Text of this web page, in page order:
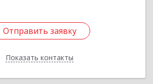
Отправить заявку
Показать контакты
Отправить заявку
Назад